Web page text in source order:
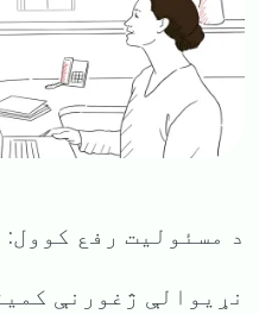
د مسئولیت رفع کوول: